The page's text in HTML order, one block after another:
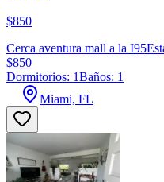
$850
Cerca aventura mall a la
$850
Dormitorios: 1Baños: 1
Miami, FL